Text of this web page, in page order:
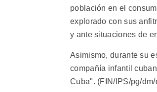
población en el
explorado con sus
y ante situaciones de
Asimismo, durante su
compañía infantil
Cuba". (FIN/IPS/pg/